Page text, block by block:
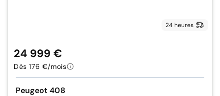
24 heures
Peugeot 408
24 999 €
Dès 176 €/mois